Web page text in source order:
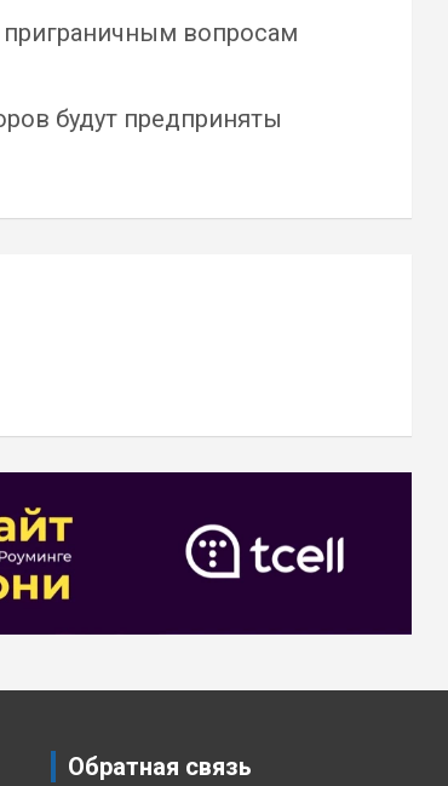
приграничным вопросам
будут предприняты
Обратная связь